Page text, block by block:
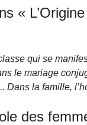
«
qui se
le mariage
Dans la famille,
des